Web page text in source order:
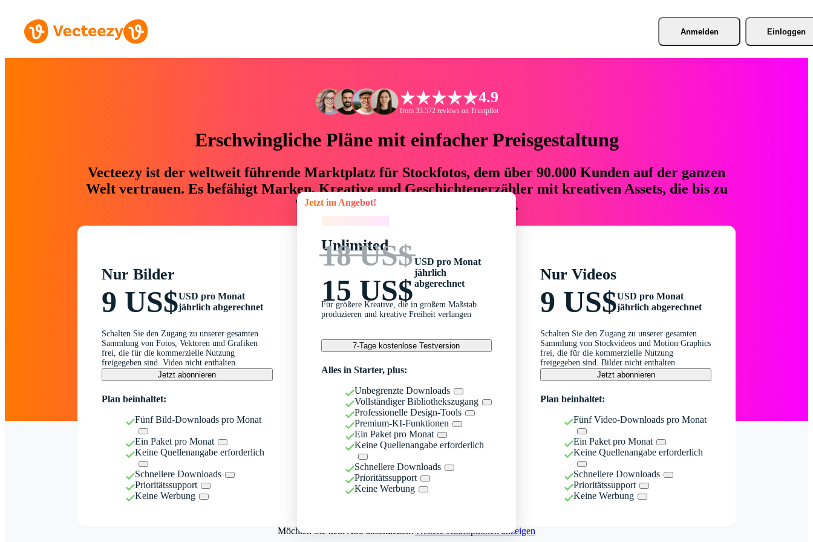
Anmelden Einloggen
4.9
from 33.572 reviews on Trustpilot
Erschwingliche Pläne mit einfacher Preisgestaltung
Vecteezy ist der weltweit führende Marktplatz für Stockfotos, dem über 90.000 Kunden auf der ganzen
Welt vertrauen. Es befähigt Marken, Kreative und Geschichtenerzähler mit kreativen Assets, die bis zu
76 % an Zeit und Budget einsparen.
Nur Bilder
9 US$USD pro Monat
jährlich abgerechnet
Schalten Sie den Zugang zu unserer gesamten
Sammlung von Fotos, Vektoren und Grafiken
frei, die für die kommerzielle Nutzung
freigegeben sind. Video nicht enthalten.
Jetzt abonnieren
Plan beinhaltet:
Fünf Bild-Downloads pro Monat
Ein Paket pro Monat
Keine Quellenangabe erforderlich
Schnellere Downloads
Prioritätssupport
Keine Werbung
Jetzt im Angebot!
Unlimited
18 US$
15 US$
USD pro Monat
jährlich
abgerechnet
Für größere Kreative, die in großem Maßstab
produzieren und kreative Freiheit verlangen
7-Tage kostenlose Testversion
Alles in Starter, plus:
Unbegrenzte Downloads
Vollständiger Bibliothekszugang
Professionelle Design-Tools
Premium-KI-Funktionen
Ein Paket pro Monat
Keine Quellenangabe erforderlich
Schnellere Downloads
Prioritätssupport
Keine Werbung
Nur Videos
9 US$USD pro Monat
jährlich abgerechnet
Schalten Sie den Zugang zu unserer gesamten
Sammlung von Stockvideos und Motion Graphics
frei, die für die kommerzielle Nutzung
freigegeben sind. Bilder nicht enthalten.
Jetzt abonnieren
Plan beinhaltet:
Fünf Video-Downloads pro Monat
Ein Paket pro Monat
Keine Quellenangabe erforderlich
Schnellere Downloads
Prioritätssupport
Keine Werbung
Möchten Sie kein Abo abschließen?Weitere Kaufoptionen anzeigen